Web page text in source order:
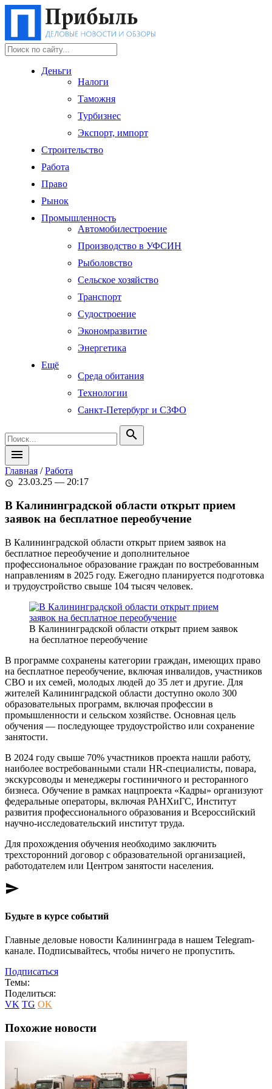
Деньги
Налоги
Таможня
Турбизнес
Экспорт, импорт
Строительство
Работа
Право
Рынок
Промышленность
Автомобилестроение
Производство в УФСИН
Рыболовство
Сельское хозяйство
Транспорт
Судостроение
Экономразвитие
Энергетика
Ещё
Среда обитания
Технологии
Санкт-Петербург и СЗФО
search
menu
Главная /Работа
schedule 23.03.25 — 20:17
В Калининградской области открыт прием
заявок на бесплатное переобучение
В Калининградской области открыт прием заявок на
бесплатное переобучение и дополнительное
профессиональное образование граждан по востребованным
направлениям в 2025 году. Ежегодно планируется подготовка
и трудоустройство свыше 104 тысяч человек.
В Калининградской области открыт прием заявок
на бесплатное переобучение
В программе сохранены категории граждан, имеющих право
на бесплатное переобучение, включая инвалидов, участников
СВО и их семей, молодых людей до 35 лет и другие. Для
жителей Калининградской области доступно около 300
образовательных программ, включая профессии в
промышленности и сельском хозяйстве. Основная цель
обучения — последующее трудоустройство или сохранение
занятости.
В 2024 году свыше 70% участников проекта нашли работу,
наиболее востребованными стали HR-специалисты, повара,
экскурсоводы и менеджеры гостиничного и ресторанного
бизнеса. Обучение в рамках нацпроекта «Кадры» организуют
федеральные операторы, включая РАНХиГС, Институт
развития профессионального образования и Всероссийский
научно-исследовательский институт труда.
Для прохождения обучения необходимо заключить
трехсторонний договор с образовательной организацией,
работодателем или Центром занятости населения.
send
Будьте в курсе событий
Главные деловые новости Калининграда в нашем Telegram-
канале. Подписывайтесь, чтобы ничего не пропустить.
Подписаться
Темы:
Поделиться:
VK TG OK
Похожие новости